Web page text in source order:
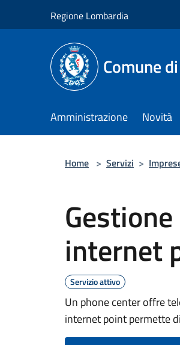
Regione Lombardia
Comune
Amministrazione Novità
Home > Servizi >
internet
Servizio attivo
Un phone center offre
internet point permette